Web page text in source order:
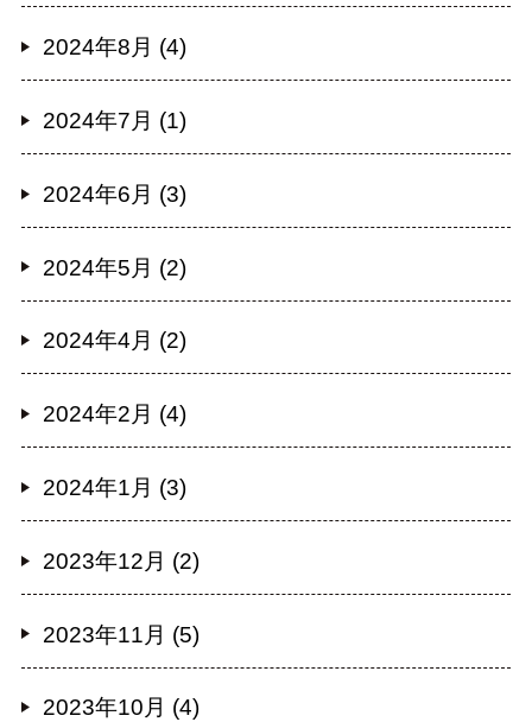
2024年8月 (4)
2024年7月 (1)
2024年6月 (3)
2024年5月 (2)
2024年4月 (2)
2024年2月 (4)
2024年1月 (3)
2023年12月 (2)
2023年11月 (5)
2023年10月 (4)